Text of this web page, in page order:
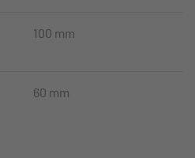
100 mm
60 mm